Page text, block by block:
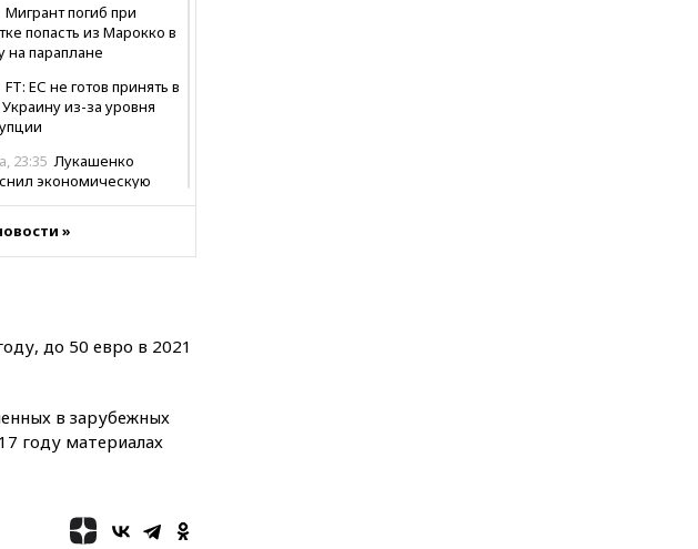
Мигрант погиб при
попасть из Марокко в
на параплане
FT: ЕС не готов принять в
из-за уровня
23:35 Лукашенко
экономическую
22:59На башню
22:45Литовец
22:28 Бессент
скорое
Три человека
ножевые ранения
»
до 50 евро в 2021
в зарубежных
году материалах